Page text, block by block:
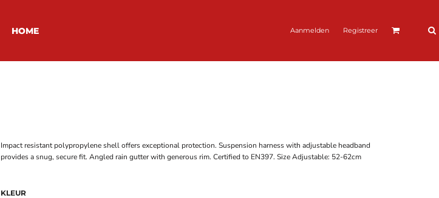
HOME Aanmelden Registreer
Impact resistant polypropylene shell offers exceptional protection. Suspension harness with adjustable headband
provides a snug, secure fit. Angled rain gutter with generous rim. Certified to EN397. Size Adjustable: 52-62cm
KLEUR